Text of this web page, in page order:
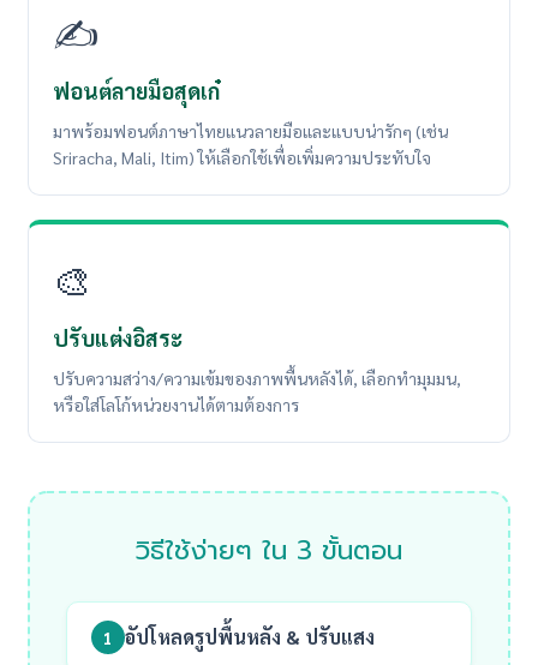
✍️
ฟอนต์ลายมือสุดเก๋
มาพร้อมฟอนต์ภาษาไทยแนวลายมือและแบบน่ารักๆ (เช่น
Sriracha, Mali, Itim) ให้เลือกใช้เพื่อเพิ่มความประทับใจ
🎨
ปรับแต่งอิสระ
ปรับความสว่าง/ความเข้มของภาพพื้นหลังได้, เลือกทำมุมมน,
หรือใส่โลโก้หน่วยงานได้ตามต้องการ
วิธีใช้ง่ายๆ ใน 3 ขั้นตอน
1 อัปโหลดรูปพื้นหลัง & ปรับแสง